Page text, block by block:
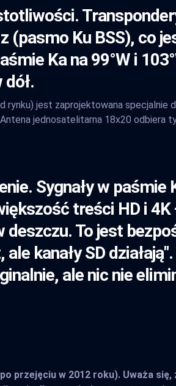
(pasmo Ku BSS), co
Ka na 99°W i
rynku) jest zaprojektowana
jednosatelitarna 18x20 odbiera
Sygnały w paśmie
treści HD i
deszczu. To jest
kanały SD
ale nic nie
przejęciu w 2012 roku). Uważa